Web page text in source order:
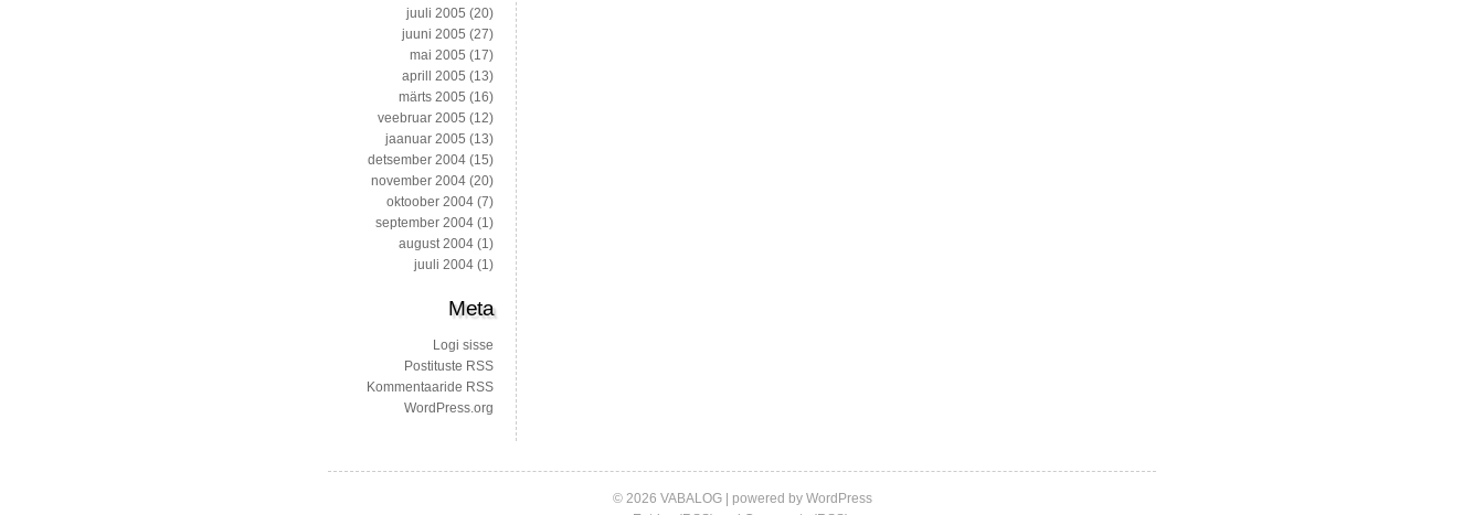
juuli 2005 (20)
juuni 2005 (27)
mai 2005 (17)
aprill 2005 (13)
märts 2005 (16)
veebruar 2005 (12)
jaanuar 2005 (13)
detsember 2004 (15)
november 2004 (20)
oktoober 2004 (7)
september 2004 (1)
august 2004 (1)
juuli 2004 (1)
Meta
Logi sisse
Postituste RSS
Kommentaaride RSS
WordPress.org
© 2026 VABALOG | powered by WordPress